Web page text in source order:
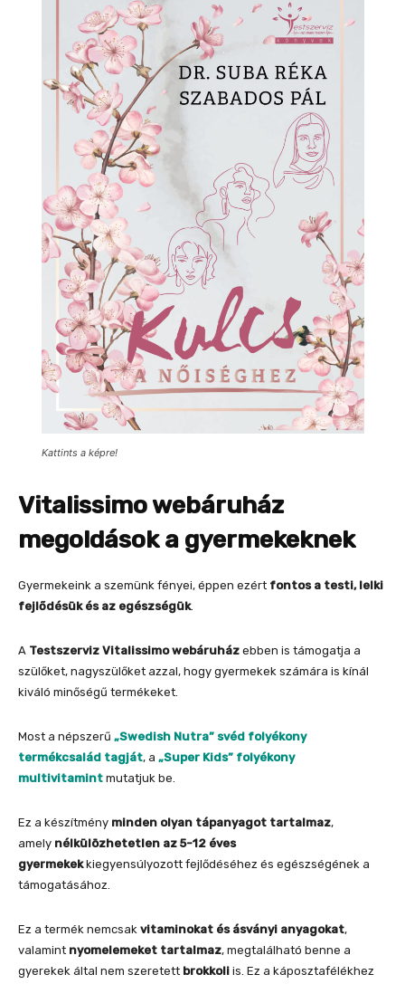
Kattints a képre!
Vitalissimo webáruház
megoldások a gyermekeknek
Gyermekeink a szemünk fényei, éppen ezért fontos a testi, lelki
fejlődésük és az egészségük.
A Testszerviz Vitalissimo webáruház ebben is támogatja a
szülőket, nagyszülőket azzal, hogy gyermekek számára is kínál
kiváló minőségű termékeket.
Most a népszerű „Swedish Nutra” svéd folyékony
termékcsalád tagját, a „Super Kids” folyékony
multivitamint mutatjuk be.
Ez a készítmény minden olyan tápanyagot tartalmaz,
amely nélkülözhetetlen az 5-12 éves
gyermekekkiegyensúlyozott fejlődéséhez és egészségének a
támogatásához.
Ez a termék nemcsak vitaminokat és ásványi anyagokat,
valamint nyomelemeket tartalmaz, megtalálható benne a
gyerekek által nem szeretett brokkoli is. Ez a káposztafélékhez